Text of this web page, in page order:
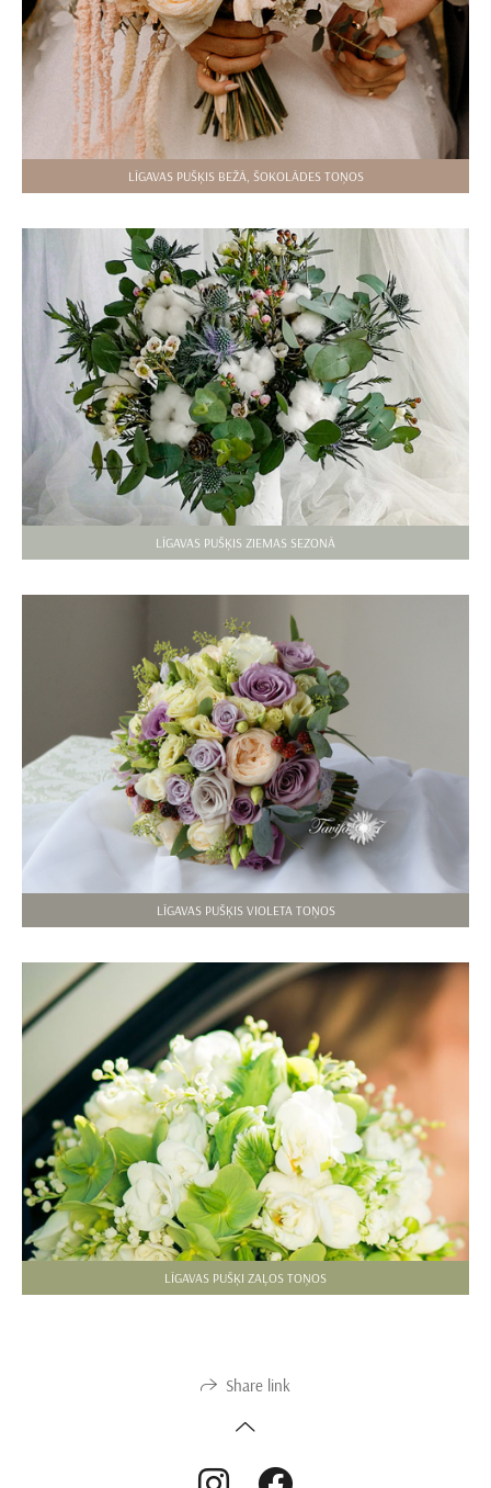
LĪGAVAS PUŠĶIS BEŽĀ, ŠOKOLĀDES TOŅOS
LĪGAVAS PUŠĶIS ZIEMAS SEZONĀ
LĪGAVAS PUŠĶIS VIOLETA TOŅOS
LĪGAVAS PUŠĶI ZAĻOS TOŅOS
Share link